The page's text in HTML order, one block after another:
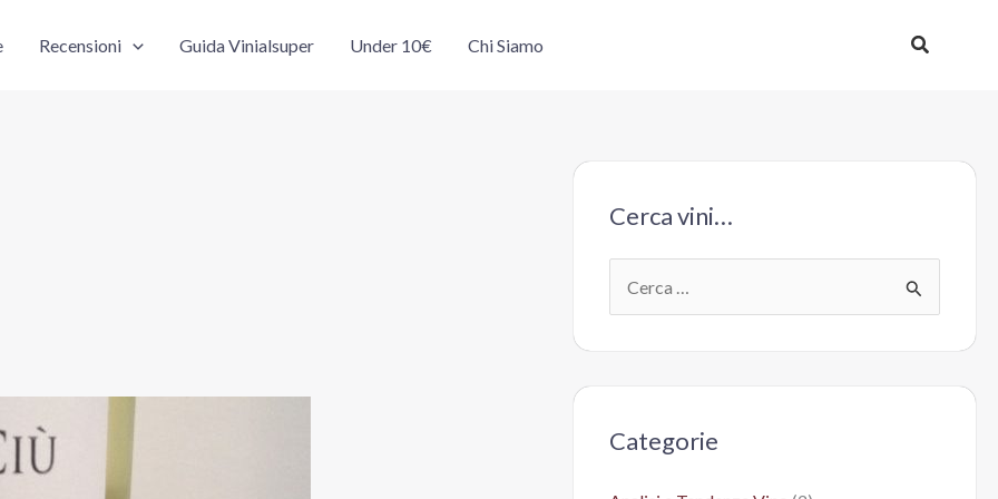
Recensioni Guida Vinialsuper Under 10€ Chi Siamo Cerca
Cerca vini…
e
:Categorie